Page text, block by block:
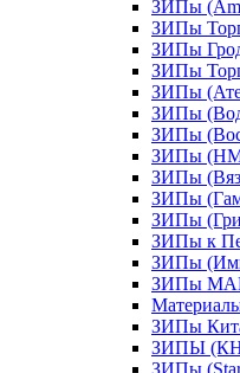
ЗИПы
ЗИПы
ЗИПы
ЗИПы
ЗИПы
ЗИПы
ЗИПы
ЗИПы
ЗИПы
ЗИПы
ЗИПы
ЗИПы к
ЗИПы
ЗИПы
ЗИПы
ЗИПЫ
ЗИПы